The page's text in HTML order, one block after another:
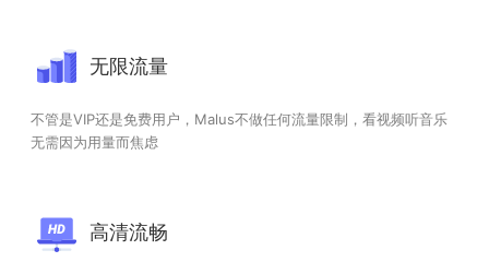
无限流量
不管是VIP还是免费用户，Malus不做任何流量限制，看视频听音乐
无需因为用量而焦虑
高清流畅